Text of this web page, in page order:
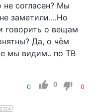
не согласен? Мы
заметили....Но
говорить о вещам
Да, о чём
мы видим.. по ТВ
0 0 0
2724